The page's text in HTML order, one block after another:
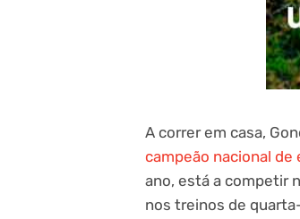
A correr em casa,
campeão nacional de
ano, está a competir
nos treinos de